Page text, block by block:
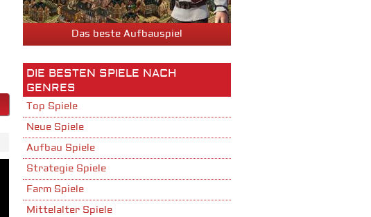
Das beste Aufbauspiel
DIE BESTEN SPIELE NACH
GENRES
Top Spiele
Neue Spiele
Aufbau Spiele
Strategie Spiele
Farm Spiele
Mittelalter Spiele